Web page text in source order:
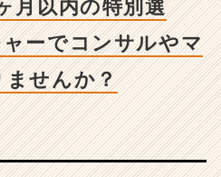
月以内の特別選
ーでコンサルやマ
せんか？